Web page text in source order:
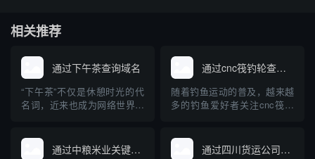
相关推荐
通过下午茶查询域名
“下午茶”不仅是休憩时光的代
名词，近来也成为网络世界中
营企业的朋友来说，快速、准
通过cnc筏钓轮查询域名
随着钓鱼运动的普及，越来越
多的钓鱼爱好者关注cnc筏钓
牌的域名注册及查询成为大家
通过中粮米业关键词查询到的域名 通过四川货运公司查询域名